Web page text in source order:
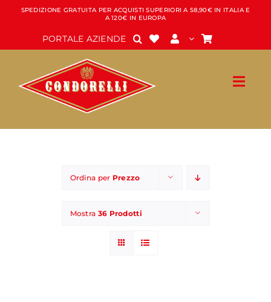
Salta
contenuto
SPEDIZIONE GRATUITA PER ACQUISTI SUPERIORI A 58,90€ IN ITALIA E
A 120€ IN EUROPA
PORTALE AZIENDE
Ordina per Prezzo
Mostra 36 Prodotti